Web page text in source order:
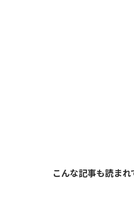
こんな記事も読まれ